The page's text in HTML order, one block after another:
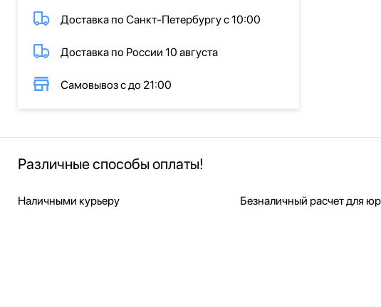
Доставка по Санкт-Петербургу с 10:00
Доставка по России 10 августа
Самовывоз с до 21:00
Различные способы оплаты!
Наличными курьеру Безналичный расчет для